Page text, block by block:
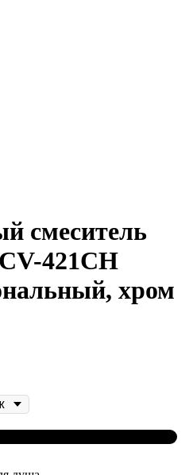
смеситель
421CH
хром